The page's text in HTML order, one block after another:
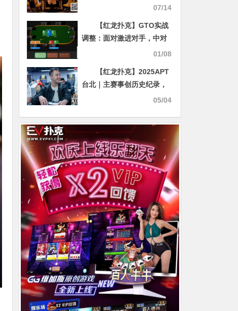
打造火热盛会！236人晋级
龙战队张晨旭登顶女王宝
座！
07/14
【红龙扑克】GTO实战
调整：面对激进对手，中对
01/08
【红龙扑克】2025APT
台北｜主赛事创历史纪录，
2547名选手参赛，中国香港
05/04